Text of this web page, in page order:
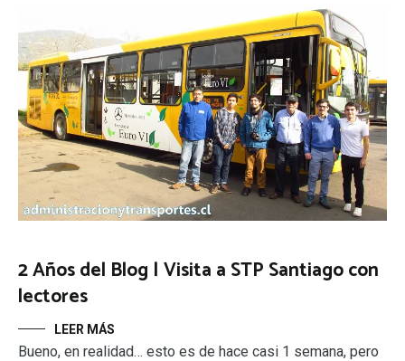
2 Años del Blog | Visita a STP Santiago con
lectores
LEER MÁS
Bueno, en realidad… esto es de hace casi 1 semana, pero